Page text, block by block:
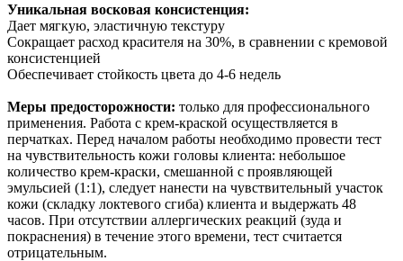
Уникальная восковая консистенция:
Дает мягкую, эластичную текстуру
Сокращает расход красителя на 30%, в сравнении с кремовой
консистенцией
Обеспечивает стойкость цвета до 4-6 недель
Меры предосторожности: только для профессионального
применения. Работа с крем-краской осуществляется в
перчатках. Перед началом работы необходимо провести тест
на чувствительность кожи головы клиента: небольшое
количество крем-краски, смешанной с проявляющей
эмульсией (1:1), следует нанести на чувствительный участок
кожи (складку локтевого сгиба) клиента и выдержать 48
часов. При отсутствии аллергических реакций (зуда и
покраснения) в течение этого времени, тест считается
отрицательным.